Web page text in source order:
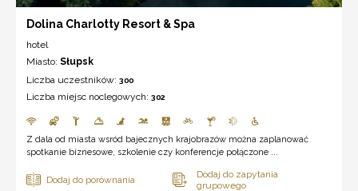
Dolina Charlotty Resort & Spa
hotel
Miasto: Słupsk
Liczba uczestników: 300
Liczba miejsc noclegowych: 302
Z dala od miasta wsród bajecznych krajobrazów można zaplanować
spotkanie biznesowe, szkolenie czy konferencje połączone ...